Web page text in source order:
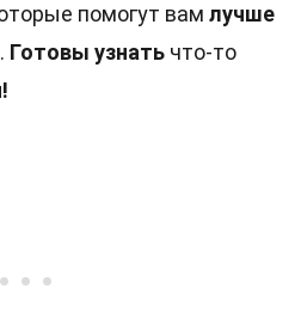
помогут вам лучше
Готовы узнать что-то